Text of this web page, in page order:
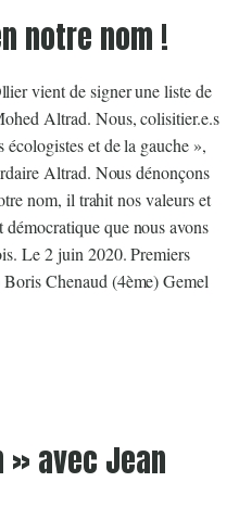
notre nom !
vient de signer une liste de
Altrad. Nous, colisitier.e.s
écologistes et de la gauche »,
Altrad. Nous dénonçons
nom, il trahit nos valeurs et
que nous avons
Le 2 juin 2020. Premiers
Chenaud (4ème) Gemel
» avec Jean